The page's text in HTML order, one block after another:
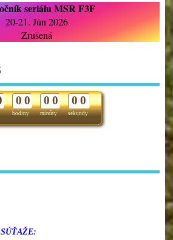
seriálu MSR F3F
20-21. Jún 2026
Zrušená
hodiny
0 0
minúty
0 0
sekundy
0 0